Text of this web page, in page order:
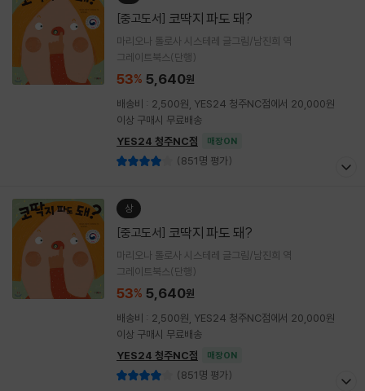
[중고도서] 코딱지 파도 돼?
마리오나 톨로사 시스테레 글그림/남진희 역
그레이트북스(단행)
53% 5,640원
배송비 : 2,500원, YES24 청주NC점에서 20,000원
이상 구매시 무료배송
YES24 청주NC점
매장ON
(851명 평가)
상
[중고도서] 코딱지 파도 돼?
마리오나 톨로사 시스테레 글그림/남진희 역
그레이트북스(단행)
53% 5,640원
배송비 : 2,500원, YES24 청주NC점에서 20,000원
이상 구매시 무료배송
YES24 청주NC점
매장ON
(851명 평가)